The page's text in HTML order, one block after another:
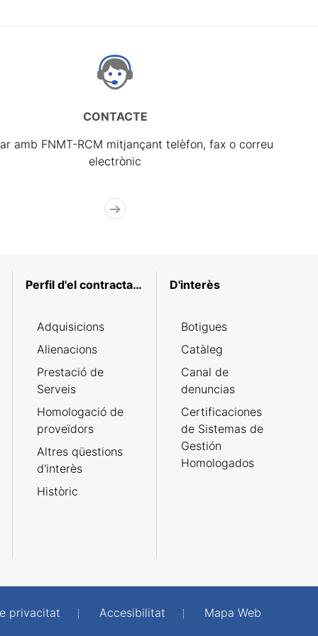
CONTACTE
amb FNMT-RCM mitjançant telèfon, fax o correu
electrònic
Perfil d'el contractant
Adquisicions
Alienacions
Prestació de
Serveis
Homologació de
proveïdors
Altres qüestions
d'interès
Històric
D'interès
Botigues
Catàleg
Canal de
denuncias
Certificaciones
de Sistemas de
Gestión
Homologados
privacitat Accesibilitat
Mapa Web